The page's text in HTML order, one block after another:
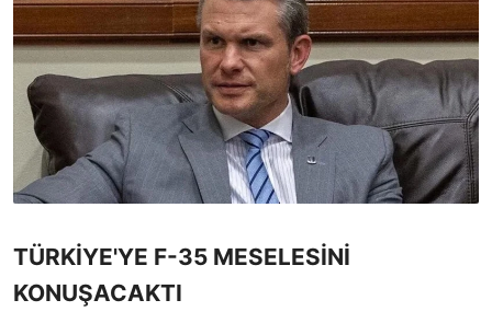
TÜRKİYE'YE F-35 MESELESİNİ
KONUŞACAKTI